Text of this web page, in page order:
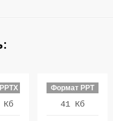
Кб
Формат PPT
41 Кб